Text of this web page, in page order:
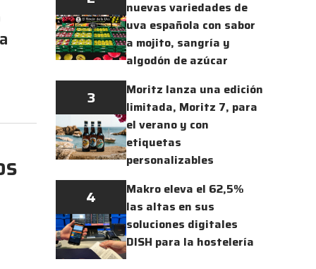
nuevas variedades de
uva española con sabor
a mojito, sangría y
algodón de azúcar
3
Moritz lanza una edición
limitada, Moritz 7, para
el verano y con
etiquetas
personalizables
4
Makro eleva el 62,5%
las altas en sus
soluciones digitales
DISH para la hostelería